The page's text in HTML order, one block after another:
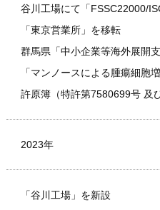
谷川工場にて「FSSC22000/
「東京営業所」を移転
群馬県「中小企業等海外展開
「マンノースによる腫瘍細胞
許原簿（特許第7580699号 及
2023年
「谷川工場」を新設